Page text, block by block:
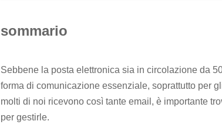
sommario
Sebbene la posta elettronica sia in circolazione da
forma di comunicazione essenziale, soprattutto per
molti di noi ricevono così tante email, è importante
per gestirle.